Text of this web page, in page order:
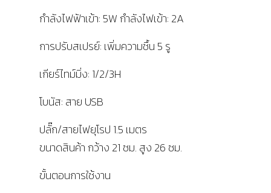
กำลังไฟฟ้าเข้า: 5W กำลังไฟเข้า: 2A
การปรับสเปรย์: เพิ่มความชื้น 5 รู
เกียร์ไทม์มิ่ง: 1/2/3H
โบนัส: สาย USB
ปลั๊ก/สายไฟยุโรป 1.5 เมตร
ขนาดสินค้า กว้าง 21 ซม. สูง 26 ซม.
ขั้นตอนการใช้งาน